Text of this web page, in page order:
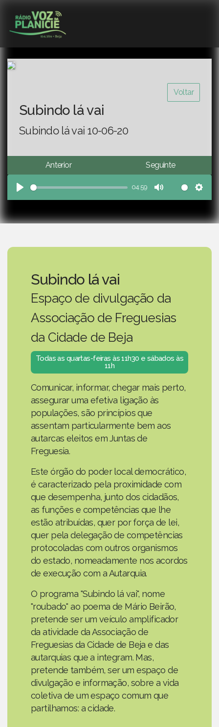
Voltar
Subindo lá vai
Subindo lá vai 10-06-20
Anterior Seguinte
Play
04:59
Mute
Subindo lá vai
Espaço de divulgação da
Associação de Freguesias
da Cidade de Beja
Todas as quartas-feiras às 11h30 e sábados às
11h
Comunicar, informar, chegar mais perto,
assegurar uma efetiva ligação às
populações, são princípios que
assentam particularmente bem aos
autarcas eleitos em Juntas de
Freguesia.
Este órgão do poder local democrático,
é caracterizado pela proximidade com
que desempenha, junto dos cidadãos,
as funções e competências que lhe
estão atribuídas, quer por força de lei,
quer pela delegação de competências
protocoladas com outros organismos
do estado, nomeadamente nos acordos
de execução com a Autarquia.
O programa "Subindo lá vai", nome
"roubado" ao poema de Mário Beirão,
pretende ser um veículo amplificador
da atividade da Associação de
Freguesias da Cidade de Beja e das
autarquias que a integram. Mas,
pretende também, ser um espaço de
divulgação e informação, sobre a vida
coletiva de um espaço comum que
partilhamos: a cidade.